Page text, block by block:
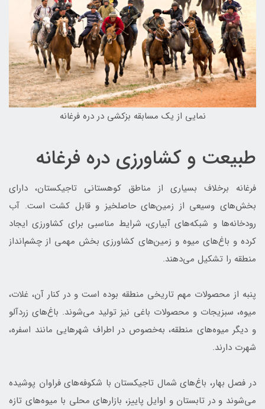
نمایی از یک مسابقه بزکشی در دره فرغانه
طبیعت و کشاورزی دره فرغانه
فرغانه برخلاف بسیاری از مناطق کوهستانی تاجیکستان، دارای
بخش‌های وسیعی از زمین‌های حاصلخیز و قابل کشت است. آب
رودخانه‌ها و شبکه‌های آبیاری، شرایط مناسبی برای کشاورزی ایجاد
کرده و باغ‌های میوه و زمین‌های کشاورزی بخش مهمی از چشم‌انداز
منطقه را تشکیل می‌دهند.
پنبه از محصولات مهم تاریخی منطقه بوده است و در کنار آن، غلات،
میوه، سبزیجات و محصولات باغی نیز تولید می‌شوند. باغ‌های زردآلو
و دیگر میوه‌های منطقه، به‌خصوص در اطراف شهرهایی مانند اسفره،
شهرت دارند.
در فصل بهار، باغ‌های شمال تاجیکستان با شکوفه‌های فراوان پوشیده
می‌شوند و در تابستان و اوایل پاییز، بازارهای محلی با میوه‌های تازه